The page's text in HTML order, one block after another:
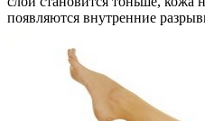
появляются внутренние